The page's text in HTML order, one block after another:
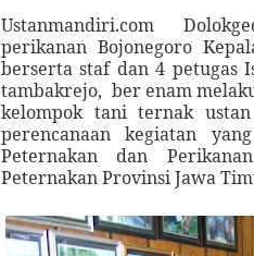
Ustanmandiri.com
perikanan Bojonegoro
berserta staf dan 4 petugas
tambakrejo, ber enam
kelompok tani ternak
perencanaan kegiatan
Peternakan dan
Peternakan Provinsi Jawa